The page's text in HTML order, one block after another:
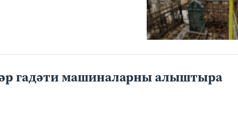
гадәти машиналарны алыштыра